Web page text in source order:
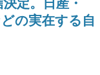
本』は、〈試験問題〉
。の実在する自